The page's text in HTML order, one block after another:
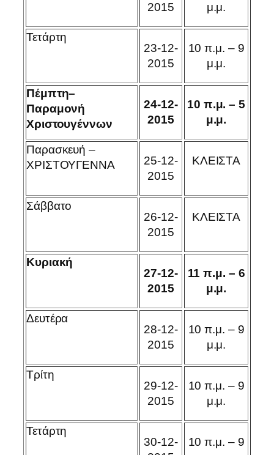
2015
μ.μ.
Τετάρτη
23-12-
2015
10 π.μ. – 9
μ.μ.
Πέμπτη–
Παραμονή
Χριστουγέννων
24-12-
2015
10 π.μ. – 5
μ.μ.
Παρασκευή –
ΧΡΙΣΤΟΥΓΕΝΝΑ
25-12-
2015
ΚΛΕΙΣΤΑ
Σάββατο
26-12-
2015
ΚΛΕΙΣΤΑ
Κυριακή
27-12-
2015
11 π.μ. – 6
μ.μ.
Δευτέρα
28-12-
2015
10 π.μ. – 9
μ.μ.
Τρίτη
29-12-
2015
10 π.μ. – 9
μ.μ.
Τετάρτη
30-12-
10 π.μ. – 9